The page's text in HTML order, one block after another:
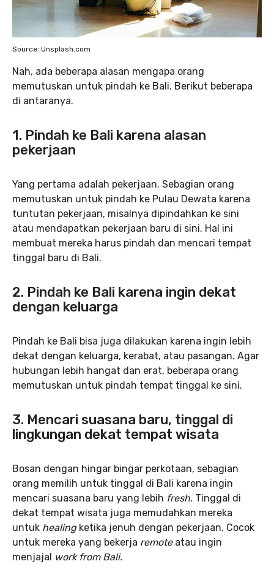
Source: Unsplash.com
Nah, ada beberapa alasan mengapa orang
memutuskan untuk pindah ke Bali. Berikut beberapa
di antaranya.
1. Pindah ke Bali karena alasan
pekerjaan
Yang pertama adalah pekerjaan. Sebagian orang
memutuskan untuk pindah ke Pulau Dewata karena
tuntutan pekerjaan, misalnya dipindahkan ke sini
atau mendapatkan pekerjaan baru di sini. Hal ini
membuat mereka harus pindah dan mencari tempat
tinggal baru di Bali.
2. Pindah ke Bali karena ingin dekat
dengan keluarga
Pindah ke Bali bisa juga dilakukan karena ingin lebih
dekat dengan keluarga, kerabat, atau pasangan. Agar
hubungan lebih hangat dan erat, beberapa orang
memutuskan untuk pindah tempat tinggal ke sini.
3. Mencari suasana baru, tinggal di
lingkungan dekat tempat wisata
Bosan dengan hingar bingar perkotaan, sebagian
orang memilih untuk tinggal di Bali karena ingin
mencari suasana baru yang lebih fresh. Tinggal di
dekat tempat wisata juga memudahkan mereka
untuk healing ketika jenuh dengan pekerjaan. Cocok
untuk mereka yang bekerja remote atau ingin
menjajal work from Bali.